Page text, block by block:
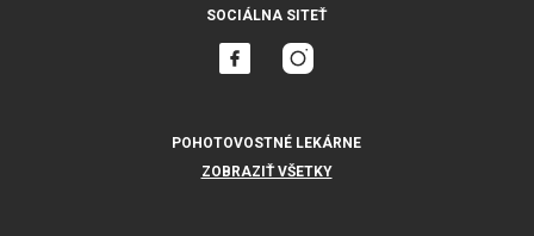
SOCIÁLNA SITEŤ
POHOTOVOSTNÉ LEKÁRNE
ZOBRAZIŤ VŠETKY